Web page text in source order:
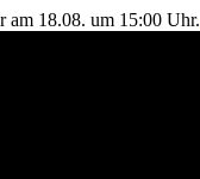
am 18.08. um 15:00 Uhr.